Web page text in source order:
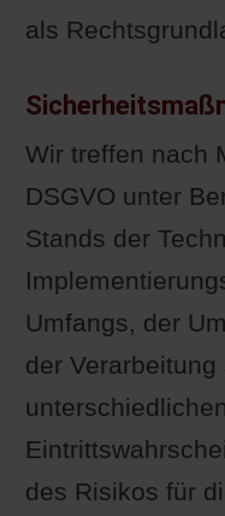
als
Wir treffen nach
DSGVO unter
Stands der
Umfangs, der
der Verarbeitung
unterschiedlichen
des Risikos für